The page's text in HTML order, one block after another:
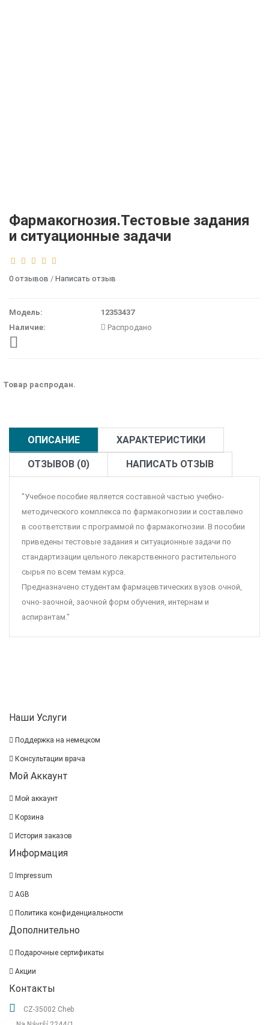
Фармакогнозия.Тестовые задания
и ситуационные задачи
0 отзывов / Написать отзыв
Модель:
12353437
Наличие:
Распродано
Товар распродан.
ОПИСАНИЕ ХАРАКТЕРИСТИКИ
ОТЗЫВОВ (0) НАПИСАТЬ ОТЗЫВ
"Учебное пособие является составной частью учебно-
методического комплекса по фармакогнозии и составлено
в соответствии с программой по фармакогнозии. В пособии
приведены тестовые задания и ситуационные задачи по
стандартизации цельного лекарственного растительного
сырья по всем темам курса.
Предназначено студентам фармацевтических вузов очной,
очно-заочной, заочной форм обучения, интернам и
аспирантам."
Наши Услуги
Поддержка на немецком
Консультации врача
Мой Аккаунт
Мой аккаунт
Корзина
История заказов
Информация
Impressum
AGB
Политика конфиденциальности
Дополнительно
Подарочные сертификаты
Акции
Контакты
CZ-35002 Cheb